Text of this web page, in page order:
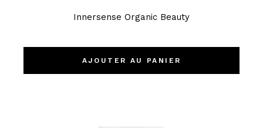
Innersense Organic Beauty
AJOUTER AU PANIER